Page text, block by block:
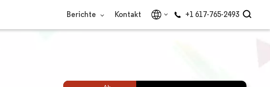
Berichte Kontakt +1 617-765-2493